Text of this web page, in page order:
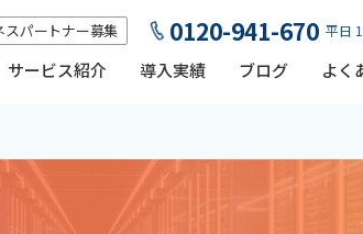
サービス紹介 導入実績 ブログ よく
スパートナー募集 0120-941-670 平日